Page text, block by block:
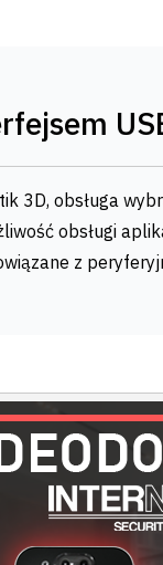
3D, obsługa
obsługi
z
POWIĄZANE
DANE